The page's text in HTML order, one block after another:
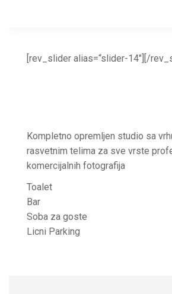
[rev_slider alias=“slider-14″][/
Kompletno opremljen studio sa
rasvetnim telima za sve vrste
komercijalnih fotografija
Toalet
Bar
Soba za goste
Licni Parking